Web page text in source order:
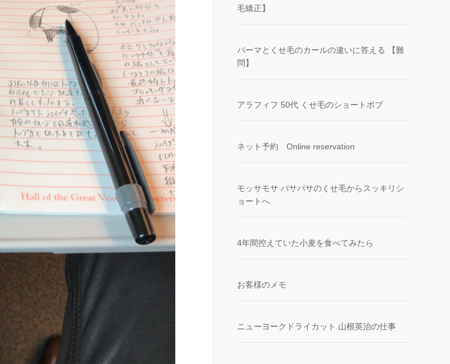
毛矯正】
パーマとくせ毛のカールの違いに答える 【難
問】
アラフィフ 50代 くせ毛のショートボブ
ネット予約 Online reservation
モッサモサ パサパサのくせ毛からスッキリシ
ョートへ
4年間控えていた小麦を食べてみたら
お客様のメモ
ニューヨークドライカット 山根英治の仕事